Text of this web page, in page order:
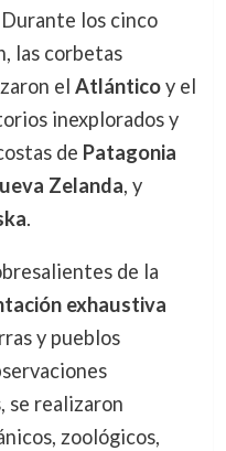
los cinco
las corbetas
el Atlánticoy el
inexplorados y
de Patagonia
Zelanda, y
.
de la
exhaustiva
y pueblos
se realizaron
zoológicos,